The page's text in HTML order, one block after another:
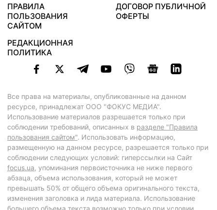
ПРАВИЛА
ПОЛЬЗОВАНИЯ
САЙТОМ
ДОГОВОР ПУБЛИЧНОЙ
ОФЕРТЫ
РЕДАКЦИОННАЯ
ПОЛИТИКА
Все права на материалы, опубликованные на данном
ресурсе, принадлежат ООО "ФОКУС МЕДИА".
Использование материалов разрешается только при
соблюдении требований, описанных в разделе "Правила
пользования сайтом". Использовать информацию,
размещенную на данном ресурсе, разрешается только при
соблюдении следующих условий: гиперссылки на Сайт
focus.ua, упоминания первоисточника не ниже первого
абзаца, объема использования, который не может
превышать 50% от общего объема оригинального текста,
изменения заголовка и лида материала. Использование
большего объема текста возможно только при условии